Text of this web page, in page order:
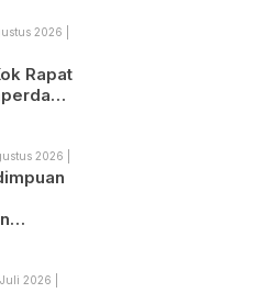
2026 |
Rapat
2026 |
2026 |